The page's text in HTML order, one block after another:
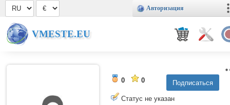
Авторизация
VMESTE.EU
0 0
Статус не указан